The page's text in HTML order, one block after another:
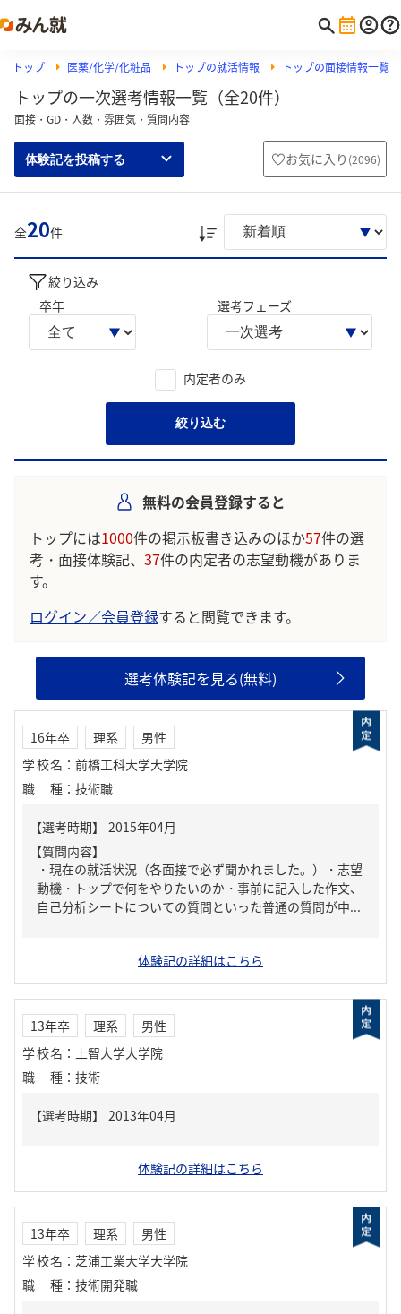
トップ 医薬/化学/化粧品 トップの就活情報 トップの面接情報一覧
トップの一次選考情報一覧（全20件）
面接・GD・人数・雰囲気・質問内容
体験記を投稿する お気に入り (2096)
全20件
絞り込み
卒年
選考フェーズ
内定者のみ
絞り込む
無料の会員登録すると
トップには1000件の掲示板書き込みのほか57件の選
考・面接体験記、 37件の内定者の志望動機がありま
す。
ログイン／会員登録すると閲覧できます。
選考体験記を見る(無料)
16年卒 理系
男性
学校名 ： 前橋工科大学大学院
職種 ： 技術職
【質問内容】
・現在の就活状況（各面接で必ず聞かれました。）・志望
動機・トップで何をやりたいのか・事前に記入した作文、
自己分析シートについての質問といった普通の質問が中...
体験記の詳細はこちら
13年卒 理系
男性
学校名 ： 上智大学大学院
職種 ： 技術
体験記の詳細はこちら
13年卒 理系
男性
学校名 ： 芝浦工業大学大学院
職種 ： 技術開発職